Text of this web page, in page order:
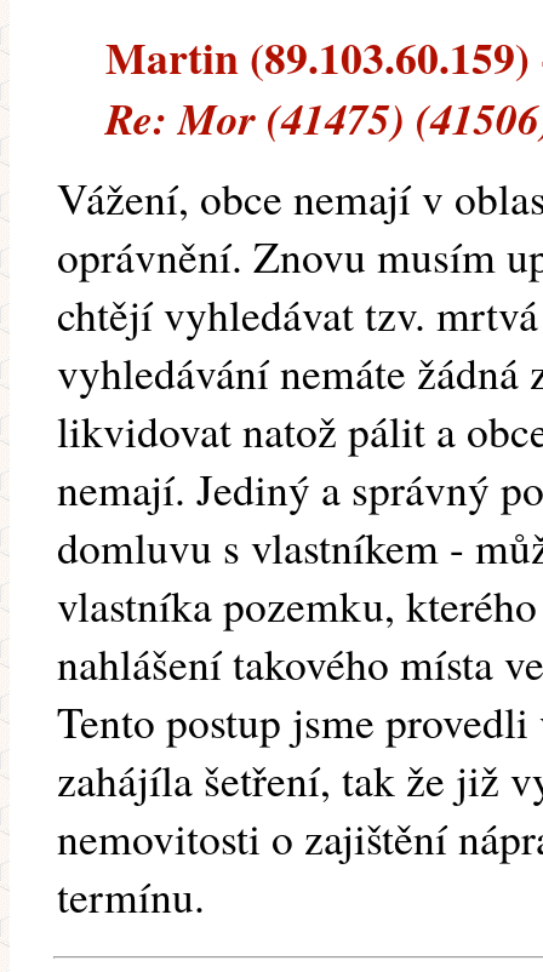
Martin (89.103.60.159)
Re: Mor (41475)
Vážení, obce nemají v
oprávnění. Znovu musím
chtějí vyhledávat tzv.
vyhledávání nemáte
likvidovat natož pálit a
nemají. Jediný a správný
domluvu s vlastníkem -
vlastníka pozemku,
nahlášení takového místa
Tento postup jsme
zahájíla šetření, tak že již
nemovitosti o zajištění
termínu.